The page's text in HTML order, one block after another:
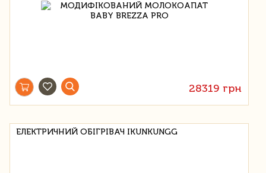
28319 грн
ЕЛЕКТРИЧНИЙ ОБІГРІВАЧ IKUNKUNGG